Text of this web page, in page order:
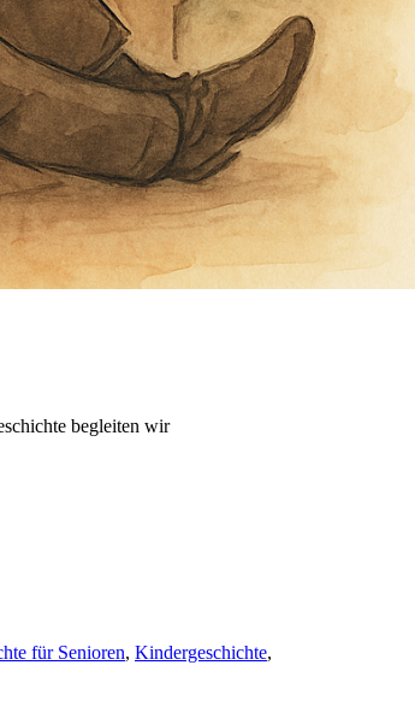
begleiten wir
für Senioren, Kindergeschichte,